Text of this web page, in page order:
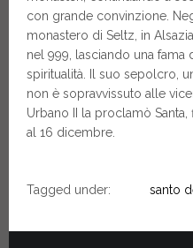
con grande convinzione.
monastero di Seltz, in
nel 999, lasciando una fama
spiritualità. Il suo sepolcro,
non è sopravvissuto alle
Urbano II la proclamò
al 16 dicembre.
Tagged under: santo